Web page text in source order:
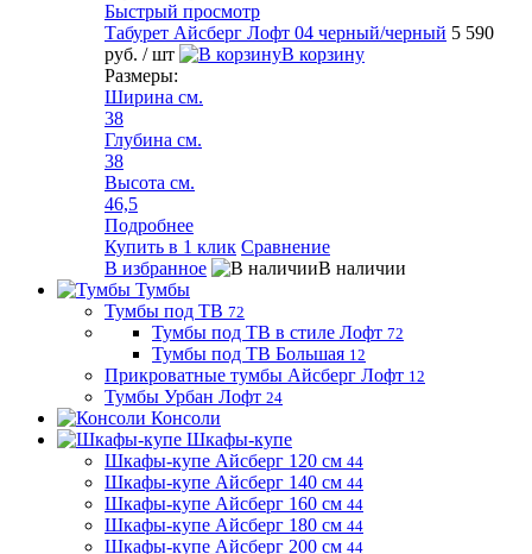
Быстрый просмотр
Табурет Айсберг Лофт 04 черный/черный 5 590
руб. / шт
В корзину
Размеры:
Ширина см.
38
Глубина см.
38
Высота см.
46,5
Подробнее
Купить в 1 клик Сравнение
В избранное
В наличии
Тумбы
Тумбы под ТВ 72
Тумбы под ТВ в стиле Лофт 72
Тумбы под ТВ Большая 12
Прикроватные тумбы Айсберг Лофт 12
Тумбы Урбан Лофт 24
Консоли
Шкафы-купе
Шкафы-купе Айсберг 120 см 44
Шкафы-купе Айсберг 140 см 44
Шкафы-купе Айсберг 160 см 44
Шкафы-купе Айсберг 180 см 44
Шкафы-купе Айсберг 200 см 44